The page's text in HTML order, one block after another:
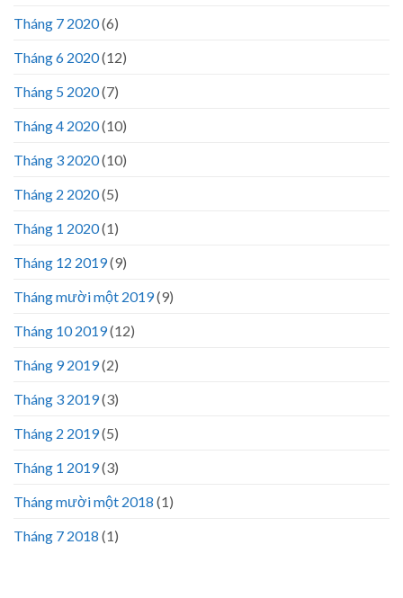
Tháng 7 2020(6)
Tháng 6 2020(12)
Tháng 5 2020(7)
Tháng 4 2020(10)
Tháng 3 2020(10)
Tháng 2 2020(5)
Tháng 1 2020(1)
Tháng 12 2019(9)
Tháng mười một 2019(9)
Tháng 10 2019(12)
Tháng 9 2019(2)
Tháng 3 2019(3)
Tháng 2 2019(5)
Tháng 1 2019(3)
Tháng mười một 2018 (1)
Tháng 7 2018 (1)